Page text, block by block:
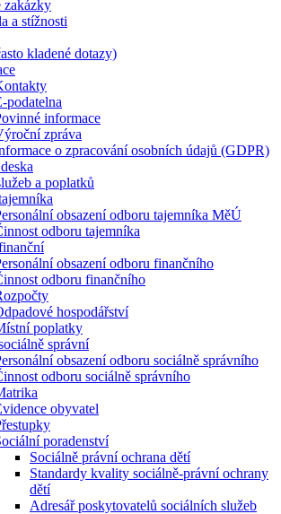
zakázky
a stížnosti
kladené dotazy)
podatelna
informace
zpráva
o zpracování osobních údajů (GDPR)
a poplatků
obsazení odboru tajemníka MěÚ
odboru tajemníka
obsazení odboru finančního
odboru finančního
hospodářství
poplatky
správní
obsazení odboru sociálně správního
odboru sociálně správního
obyvatel
poradenství
Sociálně právní ochrana dětí
Standardy kvality sociálně-právní ochrany
dětí
Adresář poskytovatelů sociálních služeb